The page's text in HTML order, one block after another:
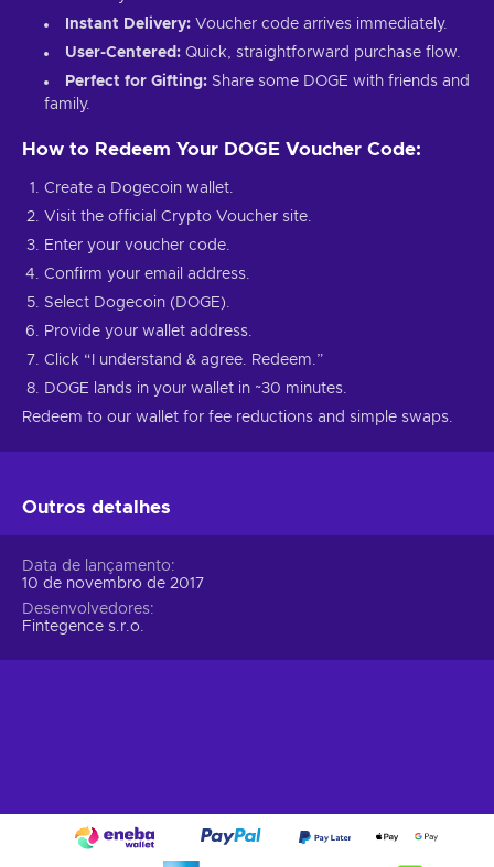
Instant Delivery: Voucher code arrives immediately.
User-Centered: Quick, straightforward purchase flow.
Perfect for Gifting: Share some DOGE with friends and
family.
How to Redeem Your DOGE Voucher Code:
Create a Dogecoin wallet.
Visit the official Crypto Voucher site.
Enter your voucher code.
Confirm your email address.
Select Dogecoin (DOGE).
Provide your wallet address.
Click “I understand & agree. Redeem.”
DOGE lands in your wallet in ~30 minutes.
Redeem to our wallet for fee reductions and simple swaps.
Outros detalhes
Data de lançamento
10 de novembro de 2017
Desenvolvedores
Fintegence s.r.o.